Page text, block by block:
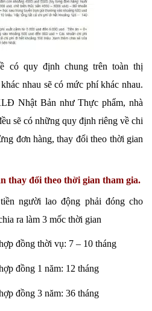
có quy định chung trên toàn thị
nhau sẽ có mức phí khác nhau.
Nhật Bản như Thực phẩm, nhà
sẽ có những quy định riêng về chi
đơn hàng, thay đổi theo thời gian
đổi theo thời gian tham gia.
người lao động phải đóng cho
ra làm 3 mốc thời gian
đồng thời vụ: 7 – 10 tháng
đồng 1 năm: 12 tháng
đồng 3 năm: 36 tháng